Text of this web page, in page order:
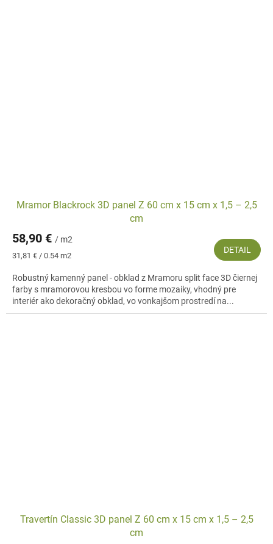
Mramor Blackrock 3D panel Z 60 cm x 15 cm x 1,5 – 2,5
cm
58,90 € / m2
Jednotková
31,81 € / 0.54 m2
DETAIL
Robustný kamenný panel - obklad z Mramoru split face 3D čiernej
farby s mramorovou kresbou vo forme mozaiky, vhodný pre
interiér ako dekoračný obklad, vo vonkajšom prostredí na...
Travertín Classic 3D panel Z 60 cm x 15 cm x 1,5 – 2,5
cm